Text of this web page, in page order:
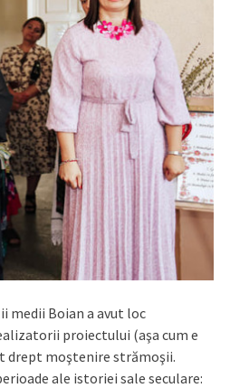
medii Boian a avut loc
proiectului (aşa cum e
drept moştenire strămoşii.
ale istoriei sale seculare: